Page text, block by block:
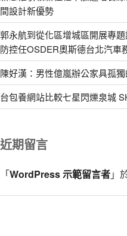
間設計新優勢
郭永航到從化區增城區開展專
防控任OSDER奧斯德台北汽車
陳好漢：男性億嵐辦公家具孤
台包養網站比較七星閃爍泉城
近期留言
「WordPress 示範留言者」